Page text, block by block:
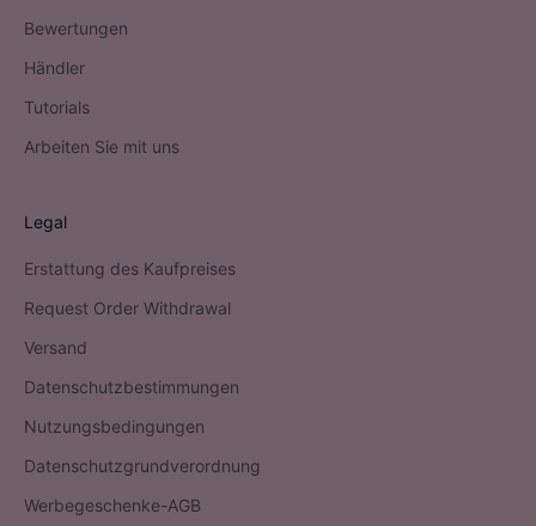
Bewertungen
Händler
Tutorials
Arbeiten Sie mit uns
Legal
Erstattung des Kaufpreises
Request Order Withdrawal
Versand
Datenschutzbestimmungen
Nutzungsbedingungen
Datenschutzgrundverordnung
Werbegeschenke-AGB